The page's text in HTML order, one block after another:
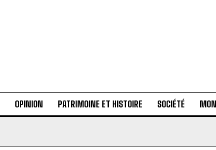
OPINION PATRIMOINE ET HISTOIRE SOCIÉTÉ